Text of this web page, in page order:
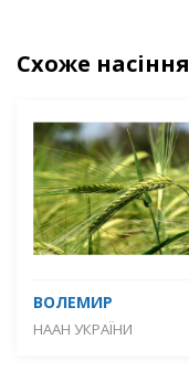
Схоже насіння
ВОЛЕМИР
НААН УКРАЇНИ